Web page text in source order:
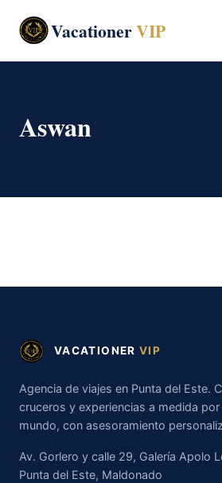
VacationerVIP
Aswan
VACATIONER VIP
Agencia de viajes en Punta del Este.
cruceros y experiencias a medida
mundo, con asesoramiento
Av. Gorlero y calle 29, Galería Apolo
Punta del Este, Maldonado